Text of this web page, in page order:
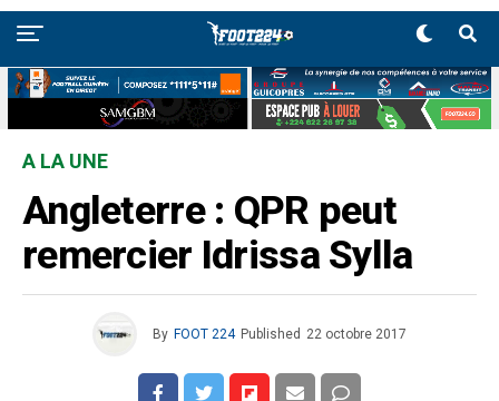
A LA UNE
Angleterre : QPR peut
remercier Idrissa Sylla
By FOOT 224 Published 22 octobre 2017